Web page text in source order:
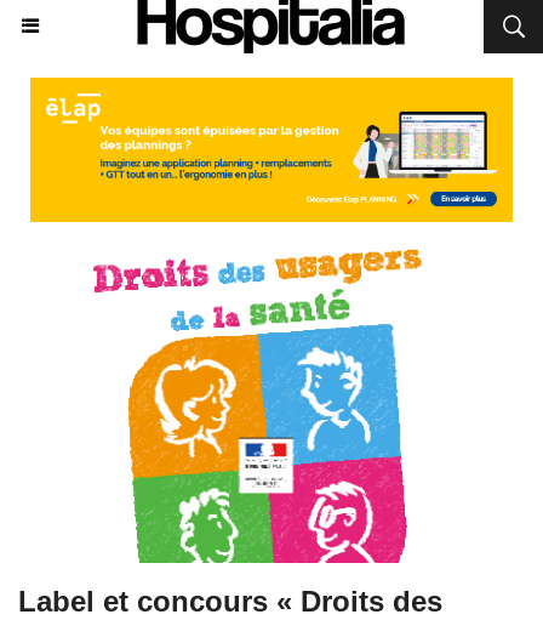
Label et concours « Droits des